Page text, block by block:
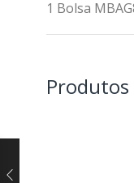
1 Bolsa
Produtos